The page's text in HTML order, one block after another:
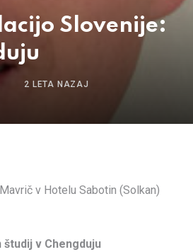
Slovenije:
2 LETA NAZAJ
v Chengduju